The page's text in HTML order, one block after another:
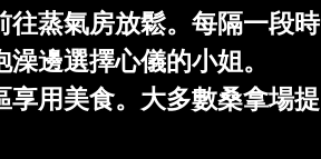
往蒸氣房放鬆。每隔一段時
邊選擇心儀的小姐。
用美食。大多數桑拿場提